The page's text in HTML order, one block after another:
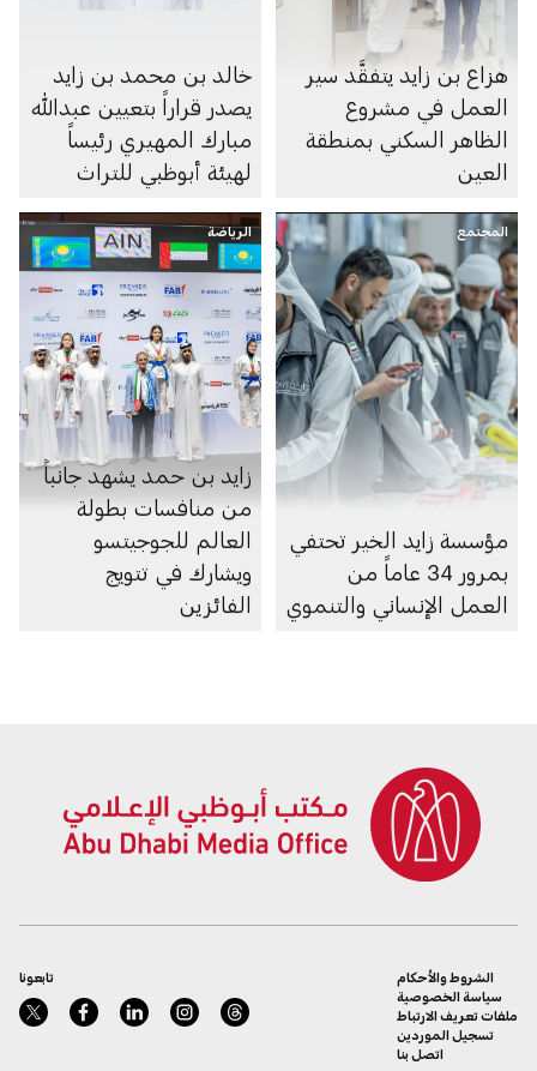
هزاع بن زايد يتفقَّد سير
العمل في مشروع
الظاهر السكني بمنطقة
العين
خالد بن محمد بن زايد
يصدر قراراً بتعيين عبدالله
مبارك المهيري رئيساً
لهيئة أبوظبي للتراث
المجتمع
مؤسسة زايد الخير تحتفي
بمرور 34 عاماً من
العمل الإنساني والتنموي
الرياضة
زايد بن حمد يشهد جانباً
من منافسات بطولة
العالم للجوجيتسو
ويشارك في تتويج
الفائزين
تابعونا
الشروط والأحكام
سياسة الخصوصية
ملفات تعريف الارتباط
تسجيل الموردين
اتصل بنا